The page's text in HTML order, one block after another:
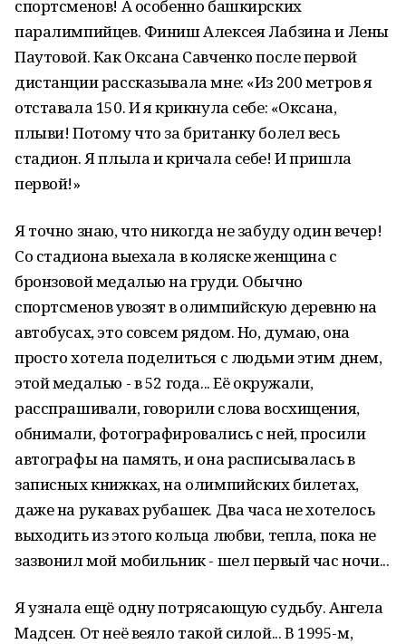
спортсменов! А особенно башкирских
паралимпийцев. Финиш Алексея Лабзина и Лены
Паутовой. Как Оксана Савченко после первой
дистанции рассказывала мне: «Из 200 метров я
отставала 150. И я крикнула себе: «Оксана,
плыви! Потому что за британку болел весь
стадион. Я плыла и кричала себе! И пришла
первой!»
Я точно знаю, что никогда не забуду один вечер!
Со стадиона выехала в коляске женщина с
бронзовой медалью на груди. Обычно
спортсменов увозят в олимпийскую деревню на
автобусах, это совсем рядом. Но, думаю, она
просто хотела поделиться с людьми этим днем,
этой медалью - в 52 года... Её окружали,
расспрашивали, говорили слова восхищения,
обнимали, фотографировались с ней, просили
автографы на память, и она расписывалась в
записных книжках, на олимпийских билетах,
даже на рукавах рубашек. Два часа не хотелось
выходить из этого кольца любви, тепла, пока не
зазвонил мой мобильник - шел первый час ночи...
Я узнала ещё одну потрясающую судьбу. Ангела
Мадсен. От неё веяло такой силой... В 1995-м,